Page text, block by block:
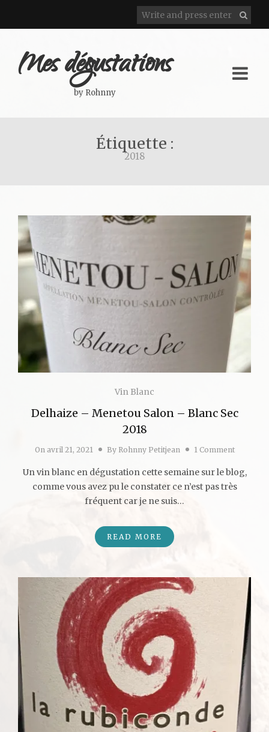
Mes dégustations
by Rohnny
Étiquette :
2018
Vin Blanc
Delhaize – Menetou Salon – Blanc Sec
2018
On avril 21, 2021 By Rohnny Petitjean 1 Comment
Un vin blanc en dégustation cette semaine sur le blog,
comme vous avez pu le constater ce n’est pas très
fréquent car je ne suis…
READ MORE